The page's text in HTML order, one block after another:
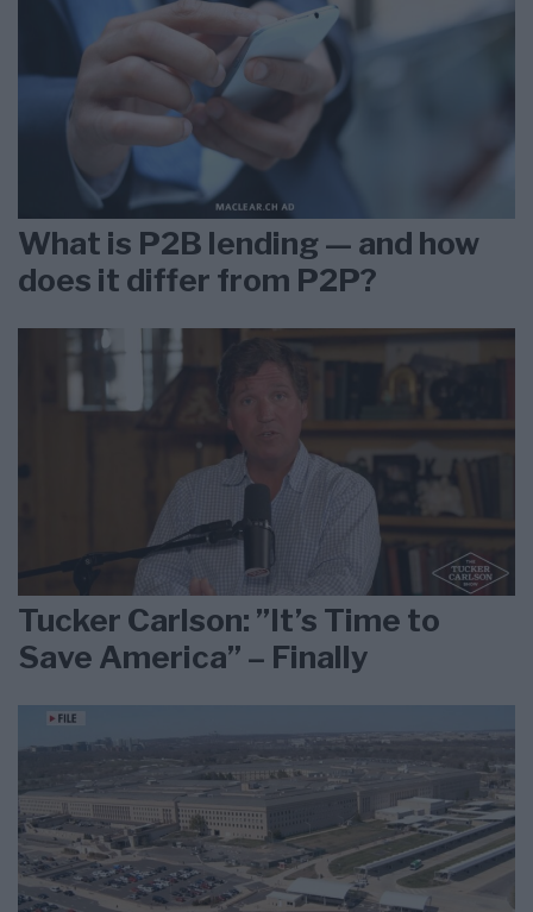
What is P2B lending — and how
does it differ from P2P?
Tucker Carlson: ”It’s Time to
Save America” – Finally